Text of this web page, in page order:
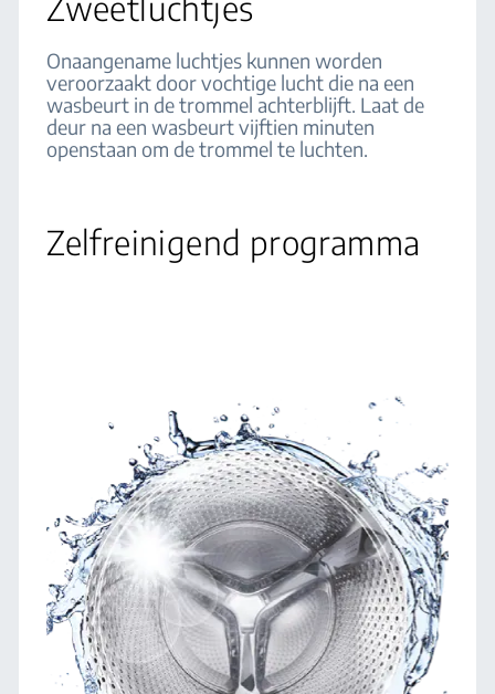
Onaangename luchtjes kunnen worden
veroorzaakt door vochtige lucht die na een
wasbeurt in de trommel achterblijft. Laat de
deur na een wasbeurt vijftien minuten
openstaan om de trommel te luchten.
Zelfreinigend programma